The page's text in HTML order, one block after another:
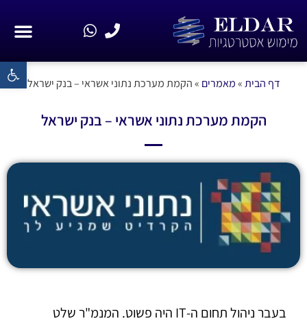
פתח
דף הבית»מאמרים »הקמת מערכת נתוני אשראי – בנק ישראל
הקמת מערכת נתוני אשראי – בנק ישראל
בעבר ניהול תחום ה-IT היה פשוט. המנמ"ר שלט